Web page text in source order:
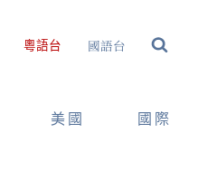
粵語台 國語台
美國 國際